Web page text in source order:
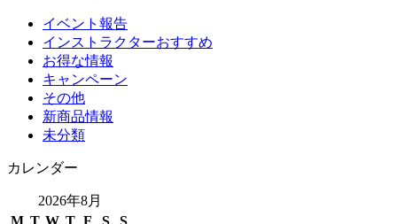
イベント報告
インストラクターおすすめ
お得な情報
キャンペーン
その他
新商品情報
未分類
カレンダー
2026年8月
M T W T F S S